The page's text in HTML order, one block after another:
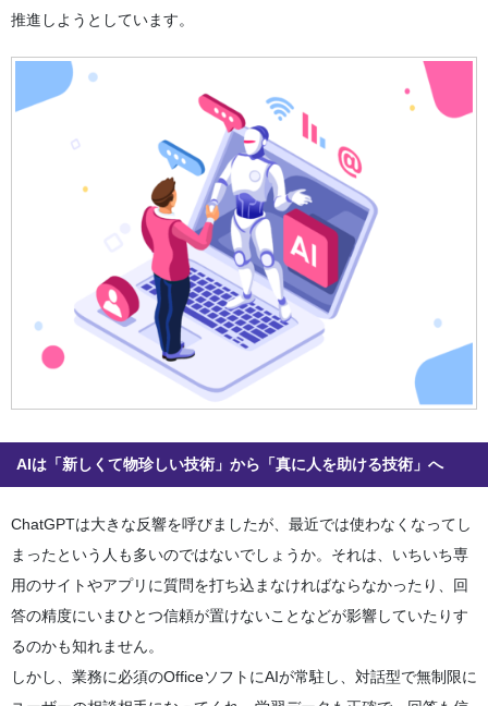
推進しようとしています。
AIは「新しくて物珍しい技術」から「真に人を助ける技術」へ
ChatGPTは大きな反響を呼びましたが、最近では使わなくなってし
まったという人も多いのではないでしょうか。それは、いちいち専
用のサイトやアプリに質問を打ち込まなければならなかったり、回
答の精度にいまひとつ信頼が置けないことなどが影響していたりす
るのかも知れません。
しかし、業務に必須のOfficeソフトにAIが常駐し、対話型で無制限に